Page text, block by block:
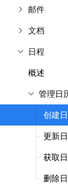
邮件
文档
日程
概述
管理日
创建
更新
获取
删除